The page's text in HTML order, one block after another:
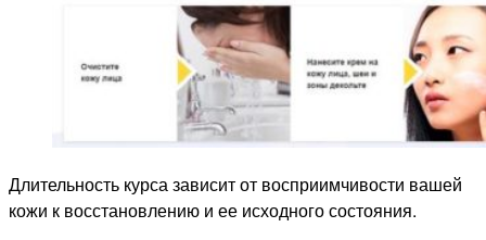
Длительность курса зависит от восприимчивости вашей
кожи к восстановлению и ее исходного состояния.